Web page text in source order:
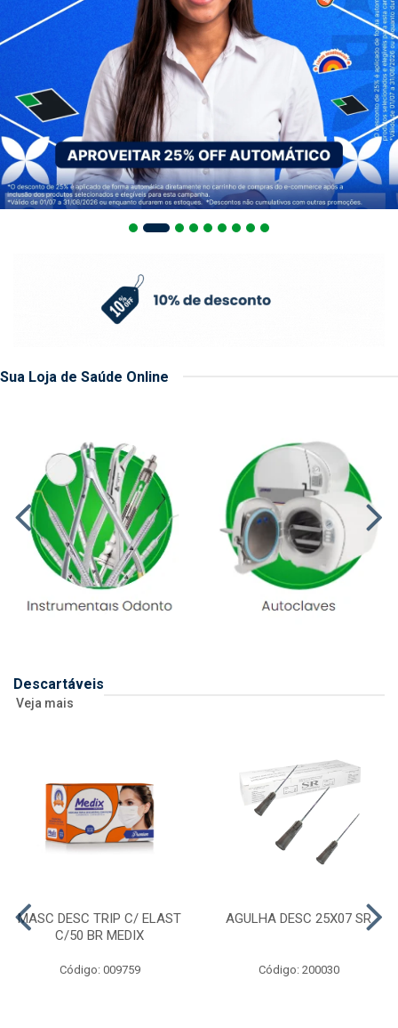
Sua Loja de Saúde Online
Descartáveis
Veja mais
MASC DESC TRIP C/ ELAST
C/50 BR MEDIX
Código: 009759
AGULHA DESC 25X07 SR
Código: 200030